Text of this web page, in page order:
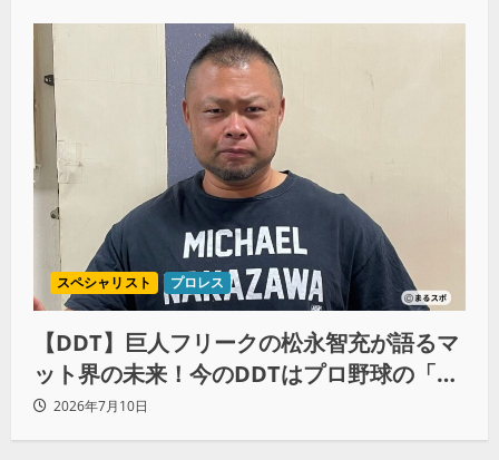
スペシャリスト プロレス
【DDT】巨人フリークの松永智充が語るマ
ット界の未来！今のDDTはプロ野球の「ソ
フトバンク状態」
2026年7月10日